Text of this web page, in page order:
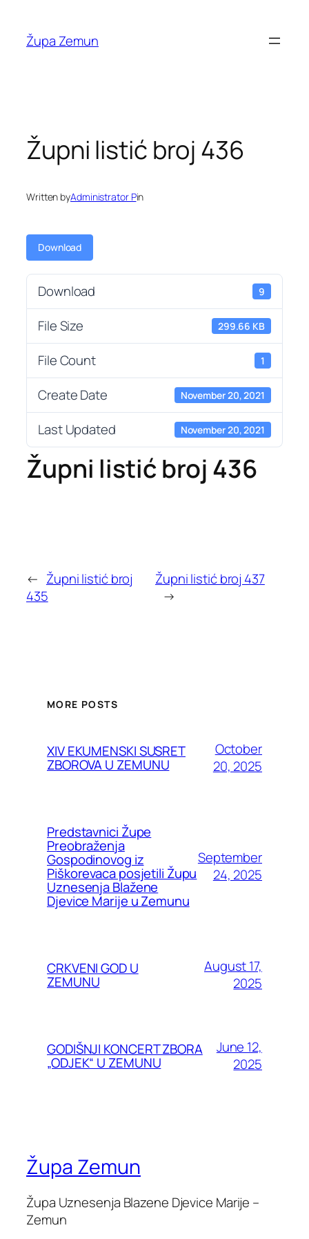
content
Župa Zemun
Župni listić broj 436
Written byAdministrator Pin
Download
Download 9
File Size 299.66 KB
File Count 1
Create Date November 20, 2021
Last Updated November 20, 2021
Župni listić broj 436
← Župni listić broj
435
Župni listić broj 437
→
MORE POSTS
XIV EKUMENSKI SUSRET
ZBOROVA U ZEMUNU
October
20, 2025
Predstavnici Župe
Preobraženja
Gospodinovog iz
Piškorevaca posjetili Župu
Uznesenja Blažene
Djevice Marije u Zemunu
September
24, 2025
CRKVENI GOD U
ZEMUNU
August 17,
2025
GODIŠNJI KONCERT ZBORA
„ODJEK“ U ZEMUNU
June 12,
2025
Župa Zemun
Župa Uznesenja Blazene Djevice Marije –
Zemun